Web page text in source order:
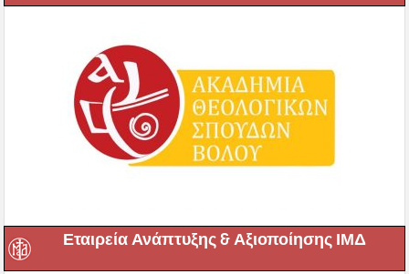
Εταιρεία Ανάπτυξης & Αξιοποίησης ΙΜΔ